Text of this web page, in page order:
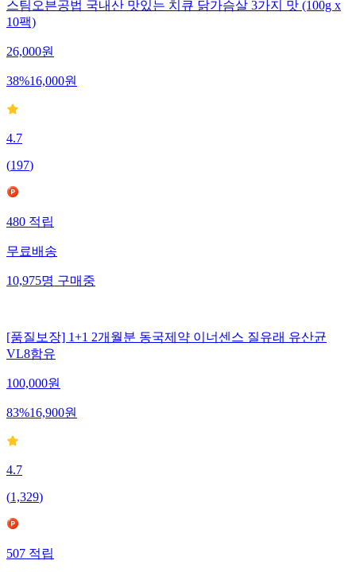
스팀오븐공법 국내산 맛있는 치큐 닭가슴살 3가지 맛 (100g x
10팩)
26,000원
38%16,000원
4.7
(197)
480적립
무료배송
10,975명구매중
[품질보장] 1+1 2개월분 동국제약 이너센스 질유래 유산균
VL8함유
100,000원
83%16,900원
4.7
(1,329)
507적립